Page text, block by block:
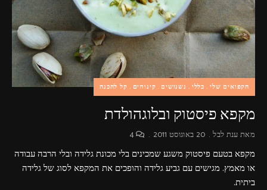
הקפואים שלי כללי נשנושים קינוחים קל להכנה
מקפא פיסטוק ובלוגהולדת
מאתענת לבל 20 באוגוסט 2011 4
מקפא בטעם פיסטוק משגע שמכינים בלי מכונת גלידה ובלי הרבה עבודה
או מאמץ. מגישים עם גביע גלידה והופכים את המקפא לסוג של גלידה
ביתית.